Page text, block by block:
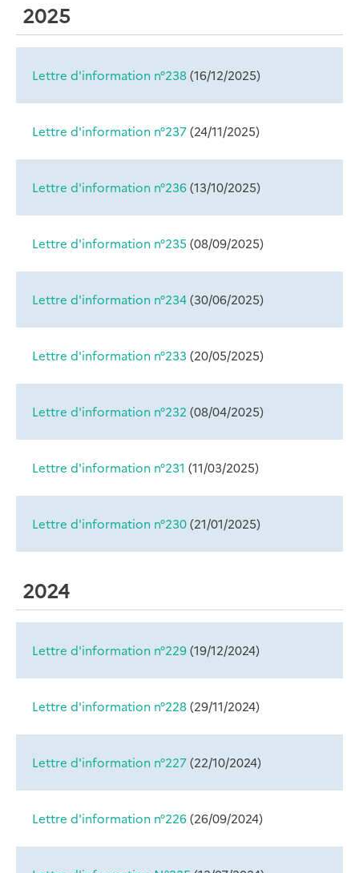
2025
Lettre d'information n°238(16/12/2025)
Lettre d'information n°237(24/11/2025)
Lettre d'information n°236(13/10/2025)
Lettre d'information n°235 (08/09/2025)
Lettre d'information n°234(30/06/2025)
Lettre d'information n°233 (20/05/2025)
Lettre d'information n°232 (08/04/2025)
Lettre d'information n°231 (11/03/2025)
Lettre d'information n°230(21/01/2025)
2024
Lettre d'information n°229(19/12/2024)
Lettre d'information n°228(29/11/2024)
Lettre d'information n°227(22/10/2024)
Lettre d'information n°226(26/09/2024)